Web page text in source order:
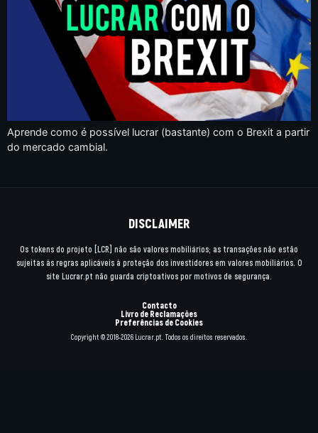
Aprende como é possível lucrar (bastante) com o Brexit a partir
do mercado cambial.
DISCLAIMER
Os tokens do projeto [LCR] não são valores mobiliários; as transações não estão
sujeitas às regras aplicáveis à proteção dos investidores em valores mobiliários. O
site Lucrar.pt não guarda criptoativos por motivos de segurança.
Contacto
Livro de Reclamações
Preferências de Cookies
Copyright © 2018-2026 Lucrar.pt. Todos os direitos reservados.